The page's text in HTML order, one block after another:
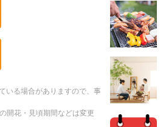
いる場合がありますので、事
開花・見頃期間などは変更